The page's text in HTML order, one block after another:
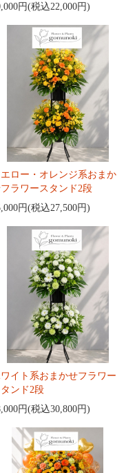
円(税込22,000円)
ロー・オレンジ系おまか
ラワースタンド2段
円(税込27,500円)
イト系おまかせフラワー
タンド2段
円(税込30,800円)